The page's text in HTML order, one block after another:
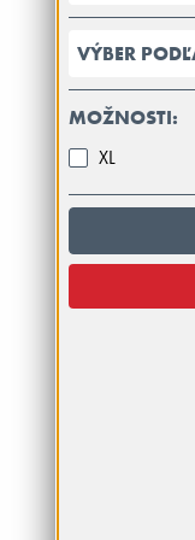
VÝBER
MOŽNOSTI:
XL